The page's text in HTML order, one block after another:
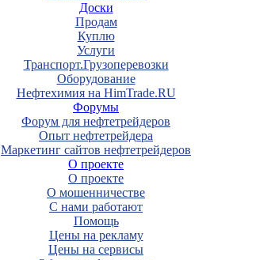
Доски
Продам
Куплю
Услуги
Транспорт.Грузоперевозки
Оборудование
Нефтехимия на HimTrade.RU
Форумы
Форум для нефтетрейдеров
Опыт нефтетрейдера
Маркетинг сайтов нефтетрейдеров
О проекте
О проекте
О мошенничестве
С нами работают
Помощь
Цены на рекламу
Цены на сервисы